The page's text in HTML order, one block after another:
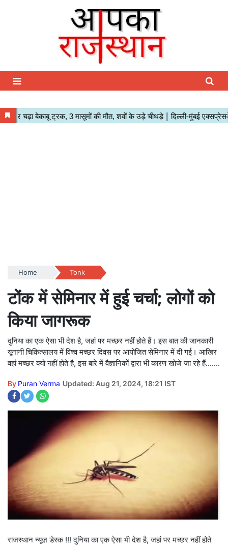
Home Tonk
टोंक में सेमिनार में हुई चर्चा; लोगों को
किया जागरूक
दुनिया का एक ऐसा भी देश है, जहां पर मच्छर नहीं होते हैं। इस बात की जानकारी
यूनानी चिकित्‍सालय में विश्व मच्छर दिवस पर आयोजित सेमिनार में दी गई। आखिर
वहां मच्छर क्यो नहीं होते है, इस बारे में वैज्ञानिकों द्वारा भी कारण खोजे जा रहे हैं.......
By Puran Verma Updated: Aug 21, 2024, 18:21 IST
राजस्थान न्यूज़ डेस्क !!! दुनिया का एक ऐसा भी देश है, जहां पर मच्छर नहीं होते